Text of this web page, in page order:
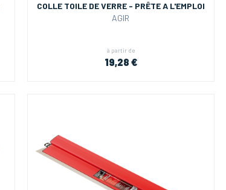
COLLE TOILE DE VERRE - PRÊTE A L'EMPLOI
AGIR
à partir de
19,28 €